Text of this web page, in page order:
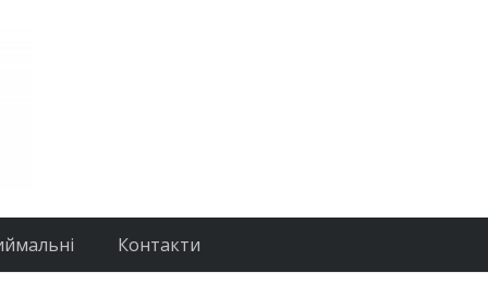
Контакти